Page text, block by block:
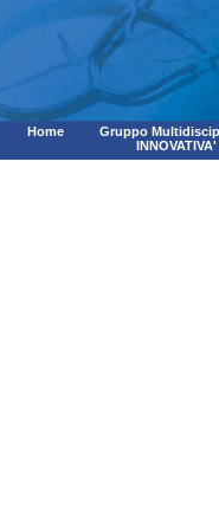
Home
Gruppo
INNOVATIVA'